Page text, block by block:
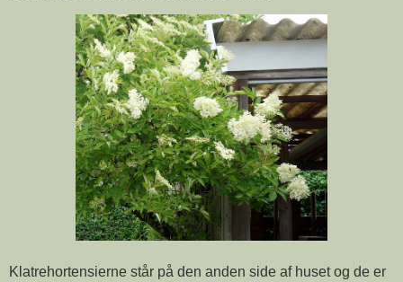
Klatrehortensierne står på den anden side af huset og de er